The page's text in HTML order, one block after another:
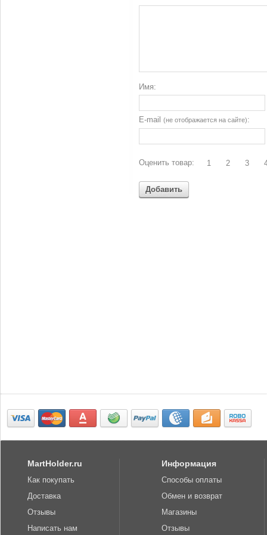
Имя:
E-mail (не отображается на сайте):
Оценить товар: 1 2 3
Добавить
MartHolder.ru
Как покупать
Доставка
Отзывы
Написать нам
Информация
Способы оплаты
Обмен и возврат
Магазины
Отзывы